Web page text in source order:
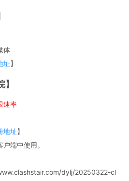
体
址】
速率
地址】
端中使用。
dylj/20250322-cl